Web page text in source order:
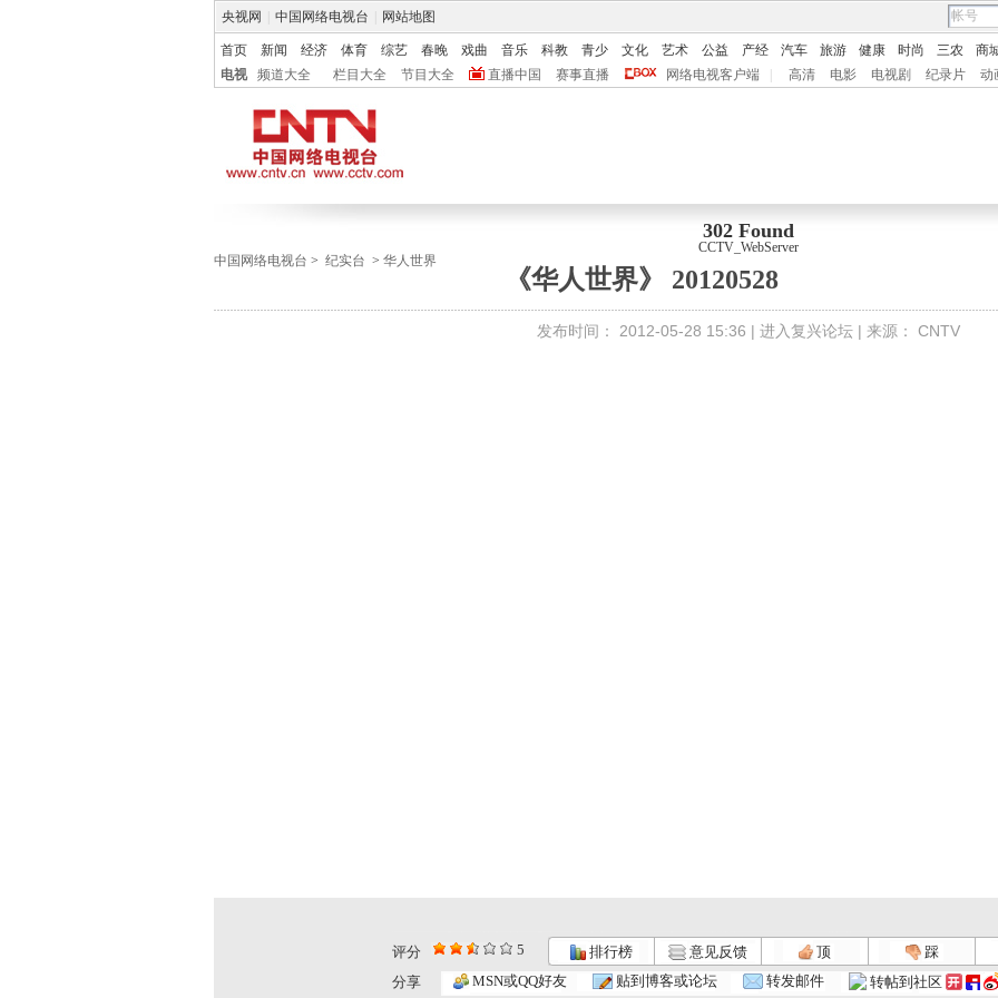
央视网 中国网络电视台 网站地图
首页 新闻 经济 体育 综艺 春晚 戏曲 音乐 科教 青少 文化 艺术 公益 产经 汽车 旅游 健康 时尚 三农
商
电视
频道大全 栏目大全 节目大全 直播中国 赛事直播 网络电视客户端 高清 电影 电视剧 纪录片 动
302 Found
CCTV_WebServer
中国网络电视台 > 纪实台 > 华人世界
《华人世界》 20120528
发布时间： 2012-05-28 15:36 | 进入复兴论坛 | 来源： CNTV
评分 5 排行榜 意见反馈 顶
踩
分享
MSN或QQ好友 贴到博客或论坛 转发邮件 转帖到社区